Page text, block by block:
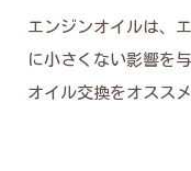
エンジンオイルは、
に小さくない影響を
オイル交換をオススメ